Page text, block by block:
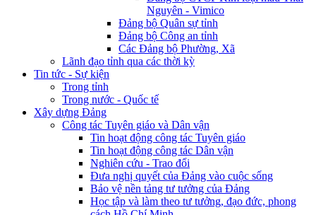
Nguyên - Vimico
Đảng bộ Quân sự tỉnh
Đảng bộ Công an tỉnh
Các Đảng bộ Phường, Xã
Lãnh đạo tỉnh qua các thời kỳ
Tin tức - Sự kiện
Trong tỉnh
Trong nước - Quốc tế
Xây dựng Đảng
Công tác Tuyên giáo và Dân vận
Tin hoạt động công tác Tuyên giáo
Tin hoạt động công tác Dân vận
Nghiên cứu - Trao đổi
Đưa nghị quyết của Đảng vào cuộc sống
Bảo vệ nền tảng tư tưởng của Đảng
Học tập và làm theo tư tưởng, đạo đức, phong